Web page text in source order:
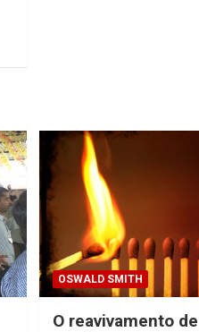
OSWALD SMITH
O reavivamento